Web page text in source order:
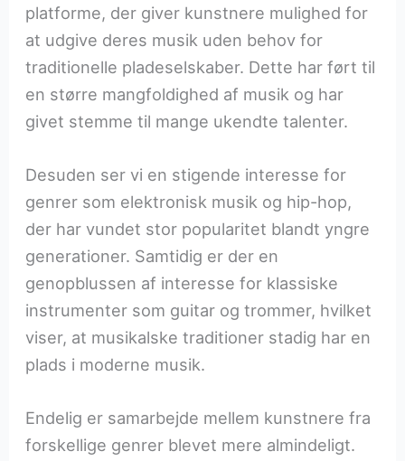
platforme, der giver kunstnere mulighed for
at udgive deres musik uden behov for
traditionelle pladeselskaber. Dette har ført til
en større mangfoldighed af musik og har
givet stemme til mange ukendte talenter.
Desuden ser vi en stigende interesse for
genrer som elektronisk musik og hip-hop,
der har vundet stor popularitet blandt yngre
generationer. Samtidig er der en
genopblussen af interesse for klassiske
instrumenter som guitar og trommer, hvilket
viser, at musikalske traditioner stadig har en
plads i moderne musik.
Endelig er samarbejde mellem kunstnere fra
forskellige genrer blevet mere almindeligt.